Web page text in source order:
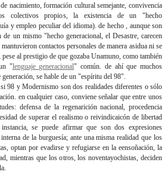
nacimiento, formación cultural semejante, convivencia
colectivos propios, la existencia de un "hecho
y empleo peculiar del idioma). de hecho , aunque son
de un mismo "hecho generacional, el Desastre, carecen
contactos personales de manera asidua ni se
al prestigio de que gozaba Unamuno, como también
"lenguaje generacional" común. de ahí que muchos
generación, se hable de un "espíritu del 98".
98 y Modernismo son dos realidades diferentes o sólo
en cualquier caso, conviene señalar que entre unos
defensa de la regenarición nacional, procedencia
de superar el realismo o reivindicaicón de libertad
se puede afirmar que son dos expresiones
de la burguesía; ante una misma realidad que los
optan por evadirse y refugiarse en la eensoñación, la
mientras que los otros, los noventayochistas, deciden